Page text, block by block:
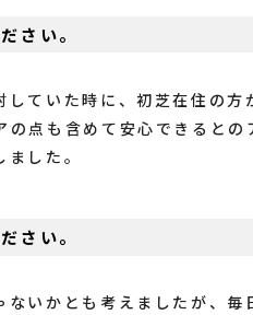
さい。
ていた時に、初芝在住の方
点も含めて安心できるとの
した。
さい。
いかとも考えましたが、毎